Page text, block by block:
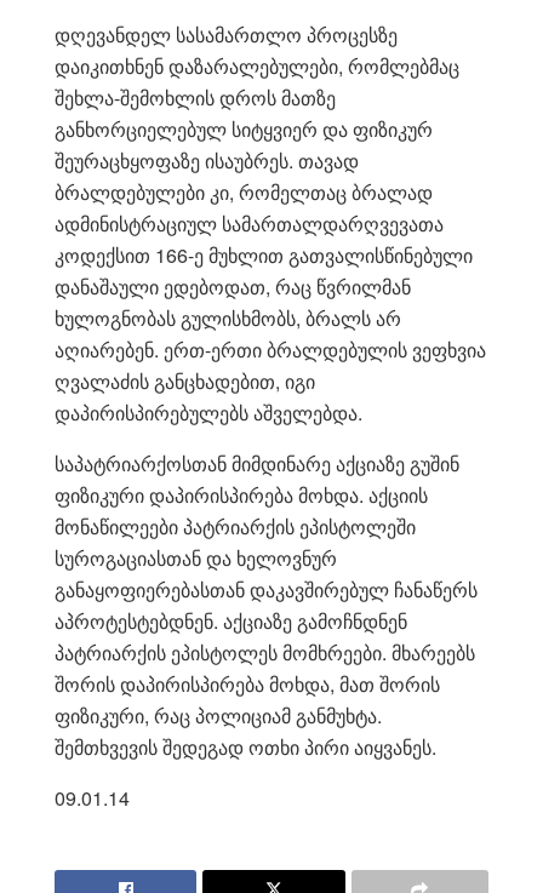
დღევანდელ სასამართლო პროცესზე
დაიკითხნენ დაზარალებულები, რომლებმაც
შეხლა-შემოხლის დროს მათზე
განხორციელებულ სიტყვიერ და ფიზიკურ
შეურაცხყოფაზე ისაუბრეს. თავად
ბრალდებულები კი, რომელთაც ბრალად
ადმინისტრაციულ სამართალდარღვევათა
კოდექსით 166-ე მუხლით გათვალისწინებული
დანაშაული ედებოდათ, რაც წვრილმან
ხულოგნობას გულისხმობს, ბრალს არ
აღიარებენ. ერთ-ერთი ბრალდებულის ვეფხვია
ღვალაძის განცხადებით, იგი
დაპირისპირებულებს აშველებდა.
საპატრიარქოსთან მიმდინარე აქციაზე გუშინ
ფიზიკური დაპირისპირება მოხდა. აქციის
მონაწილეები პატრიარქის ეპისტოლეში
სუროგაციასთან და ხელოვნურ
განაყოფიერებასთან დაკავშირებულ ჩანაწერს
აპროტესტებდნენ. აქციაზე გამოჩნდნენ
პატრიარქის ეპისტოლეს მომხრეები. მხარეებს
შორის დაპირისპირება მოხდა, მათ შორის
ფიზიკური, რაც პოლიციამ განმუხტა.
შემთხვევის შედეგად ოთხი პირი აიყვანეს.
09.01.14